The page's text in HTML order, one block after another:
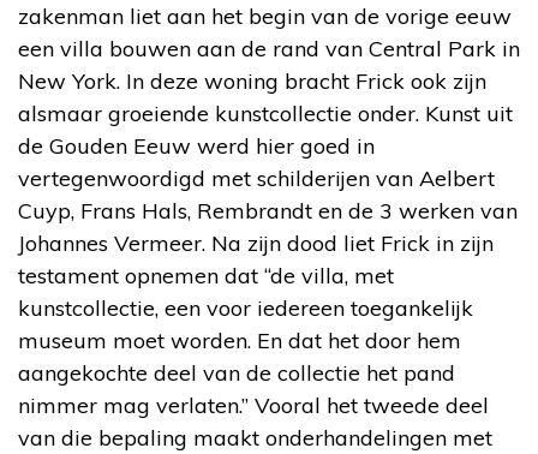
zakenman liet aan het begin van de vorige eeuw
een villa bouwen aan de rand van Central Park in
New York. In deze woning bracht Frick ook zijn
alsmaar groeiende kunstcollectie onder. Kunst uit
de Gouden Eeuw werd hier goed in
vertegenwoordigd met schilderijen van Aelbert
Cuyp, Frans Hals, Rembrandt en de 3 werken van
Johannes Vermeer. Na zijn dood liet Frick in zijn
testament opnemen dat “de villa, met
kunstcollectie, een voor iedereen toegankelijk
museum moet worden. En dat het door hem
aangekochte deel van de collectie het pand
nimmer mag verlaten.” Vooral het tweede deel
van die bepaling maakt onderhandelingen met